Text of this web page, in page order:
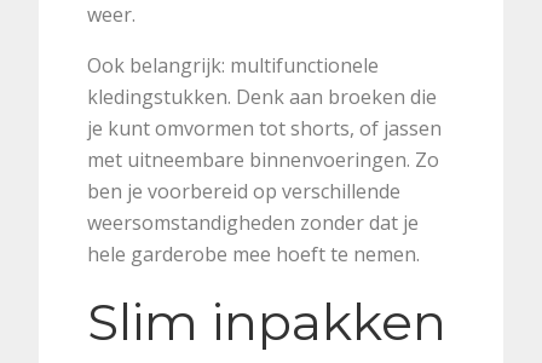
weer.
Ook belangrijk: multifunctionele
kledingstukken. Denk aan broeken die
je kunt omvormen tot shorts, of jassen
met uitneembare binnenvoeringen. Zo
ben je voorbereid op verschillende
weersomstandigheden zonder dat je
hele garderobe mee hoeft te nemen.
Slim inpakken